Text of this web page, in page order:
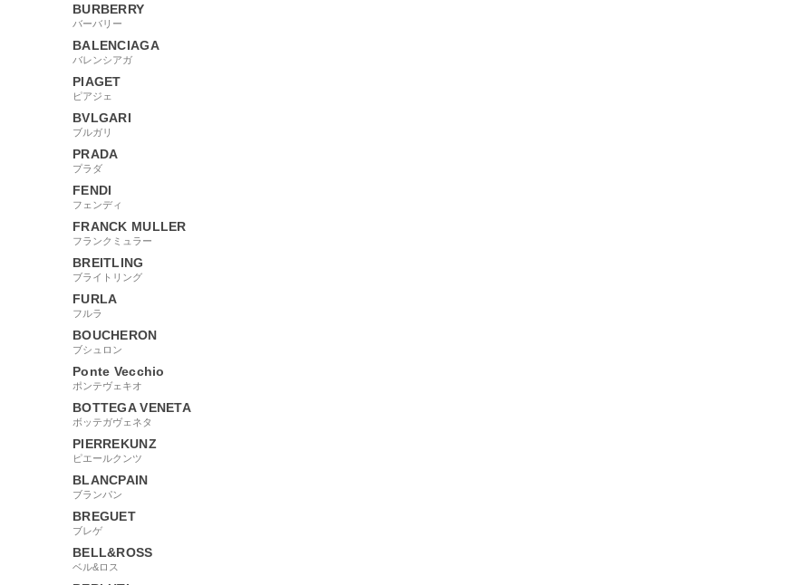
BURBERRY
バーバリー
BALENCIAGA
バレンシアガ
PIAGET
ピアジェ
BVLGARI
ブルガリ
PRADA
プラダ
FENDI
フェンディ
FRANCK MULLER
フランクミュラー
BREITLING
ブライトリング
FURLA
フルラ
BOUCHERON
ブシュロン
Ponte Vecchio
ポンテヴェキオ
BOTTEGA VENETA
ボッテガヴェネタ
PIERREKUNZ
ピエールクンツ
BLANCPAIN
ブランパン
BREGUET
ブレゲ
BELL&ROSS
ベル&ロス